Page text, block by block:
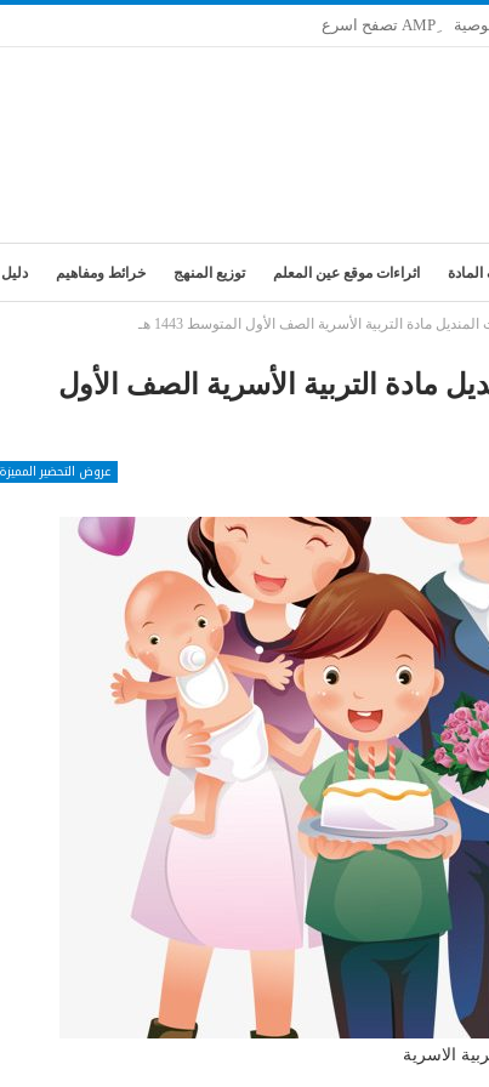
اثراءات موقع عين المعلم توزيع المنهج خرائط ومفاهيم
مادة التربية الأسرية الصف الأول المتوسط 1443 هـ
مادة التربية الأسرية الصف الأول
عروض التحضير المميزة
الاسرية